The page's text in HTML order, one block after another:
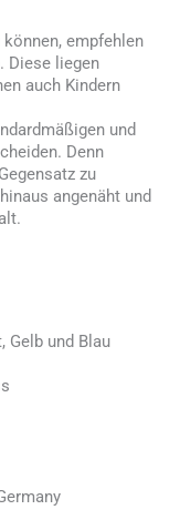
empfehlen
Diese liegen
auch Kindern
und
Denn
zu
angenäht und
Gelb und Blau
wählbar